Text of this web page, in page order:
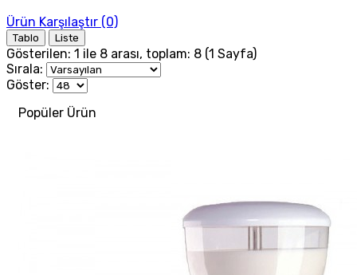
Ürün Karşılaştır (0)
Tablo Liste
Gösterilen: 1 ile 8 arası, toplam: 8 (1 Sayfa)
Sırala:
Göster:
Popüler Ürün